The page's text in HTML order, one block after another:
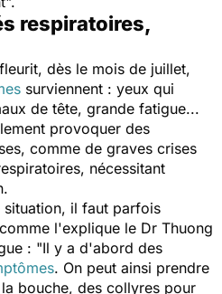
respiratoires,
dès le mois de juillet,
surviennent : yeux qui
de tête, grande fatigue...
provoquer des
comme de graves crises
nécessitant
il faut parfois
l'explique le Dr Thuong
: "Il y a d'abord des
. On peut ainsi prendre
bouche, des collyres pour